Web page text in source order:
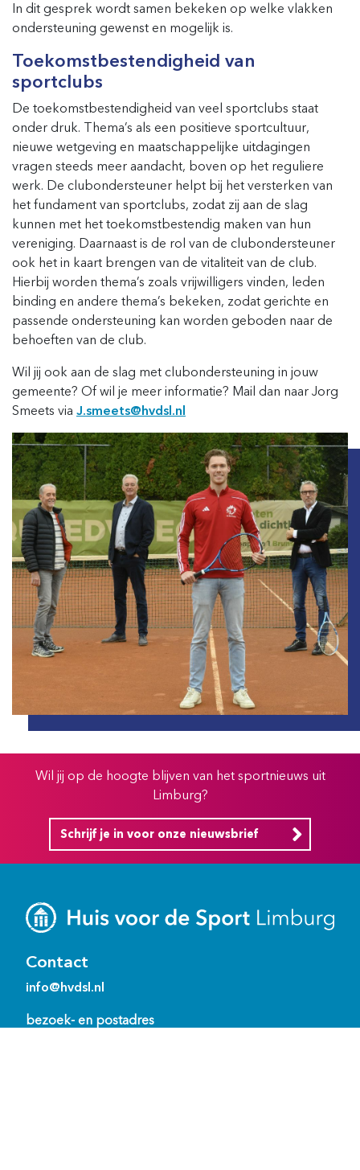
In dit gesprek wordt samen bekeken op welke vlakken
ondersteuning gewenst en mogelijk is.
Toekomstbestendigheid van
sportclubs
De toekomstbestendigheid van veel sportclubs staat
onder druk. Thema’s als een positieve sportcultuur,
nieuwe wetgeving en maatschappelijke uitdagingen
vragen steeds meer aandacht, boven op het reguliere
werk. De clubondersteuner helpt bij het versterken van
het fundament van sportclubs, zodat zij aan de slag
kunnen met het toekomstbestendig maken van hun
vereniging. Daarnaast is de rol van de clubondersteuner
ook het in kaart brengen van de vitaliteit van de club.
Hierbij worden thema’s zoals vrijwilligers vinden, leden
binding en andere thema’s bekeken, zodat gerichte en
passende ondersteuning kan worden geboden naar de
behoeften van de club.
Wil jij ook aan de slag met clubondersteuning in jouw
gemeente? Of wil je meer informatie? Mail dan naar Jorg
Smeets via J.smeets@hvdsl.nl
Wil jij op de hoogte blijven van het sportnieuws uit
Limburg?
Schrijf je in voor onze nieuwsbrief
Contact
info@hvdsl.nl
bezoek- en postadres